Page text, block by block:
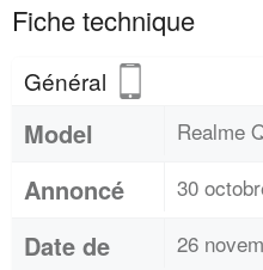
Fiche technique
Général
Model Realme
Annoncé 30
Date de
26